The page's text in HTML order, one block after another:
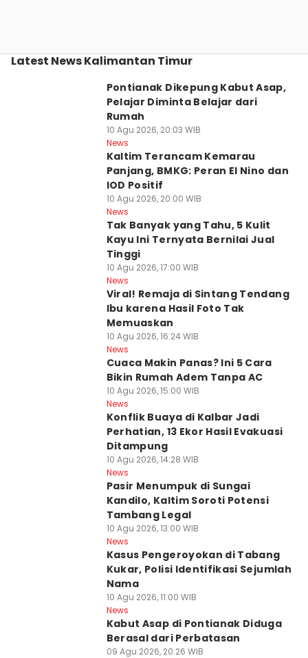
Latest News Kalimantan Timur
Pontianak Dikepung Kabut Asap,
Pelajar Diminta Belajar dari
Rumah
10 Agu 2026, 20:03 WIB
News
Kaltim Terancam Kemarau
Panjang, BMKG: Peran El Nino dan
IOD Positif
10 Agu 2026, 20:00 WIB
News
Tak Banyak yang Tahu, 5 Kulit
Kayu Ini Ternyata Bernilai Jual
Tinggi
10 Agu 2026, 17:00 WIB
News
Viral! Remaja di Sintang Tendang
Ibu karena Hasil Foto Tak
Memuaskan
10 Agu 2026, 16:24 WIB
News
Cuaca Makin Panas? Ini 5 Cara
Bikin Rumah Adem Tanpa AC
10 Agu 2026, 15:00 WIB
News
Konflik Buaya di Kalbar Jadi
Perhatian, 13 Ekor Hasil Evakuasi
Ditampung
10 Agu 2026, 14:28 WIB
News
Pasir Menumpuk di Sungai
Kandilo, Kaltim Soroti Potensi
Tambang Legal
10 Agu 2026, 13:00 WIB
News
Kasus Pengeroyokan di Tabang
Kukar, Polisi Identifikasi Sejumlah
Nama
10 Agu 2026, 11:00 WIB
News
Kabut Asap di Pontianak Diduga
Berasal dari Perbatasan
09 Agu 2026, 20:26 WIB